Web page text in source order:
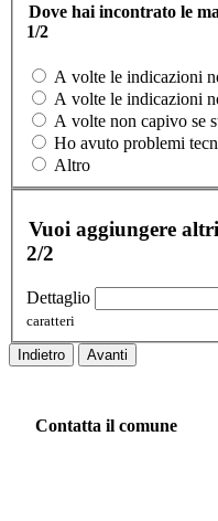
Dove hai incontrato le
1/2
A volte le indicazioni
A volte le indicazioni
A volte non capivo se
Ho avuto problemi
Altro
Vuoi aggiungere
2/2
Dettaglio
caratteri
Indietro Avanti
Contatta il comune